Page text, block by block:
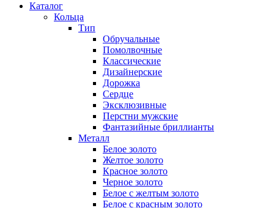
Каталог
Кольца
Тип
Обручальные
Помолвочные
Классические
Дизайнерские
Дорожка
Сердце
Эксклюзивные
Перстни мужские
Фантазийные бриллианты
Металл
Белое золото
Желтое золото
Красное золото
Черное золото
Белое с желтым золото
Белое с красным золото